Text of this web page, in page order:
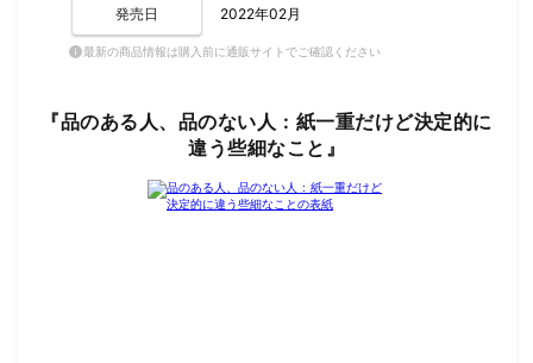
発売日 2022年02月
info最新の商品情報は購入前に通販サイトでご確認ください
『品のある人、品のない人 : 紙一重だけど決定的に
違う些細なこと』